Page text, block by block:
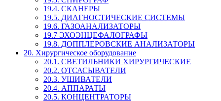
19.4. СКАНЕРЫ
19.5. ДИАГНОСТИЧЕСКИЕ СИСТЕМЫ
19.6. ГАЗОАНАЛИЗАТОРЫ
19.7 ЭХОЭНЦЕФАЛОГРАФЫ
19.8. ДОППЛЕРОВСКИЕ АНАЛИЗАТОРЫ
20. Хирургическое оборудование
20.1. СВЕТИЛЬНИКИ ХИРУРГИЧЕСКИЕ
20.2. ОТСАСЫВАТЕЛИ
20.3. УШИВАТЕЛИ
20.4. АППАРАТЫ
20.5. КОНЦЕНТРАТОРЫ